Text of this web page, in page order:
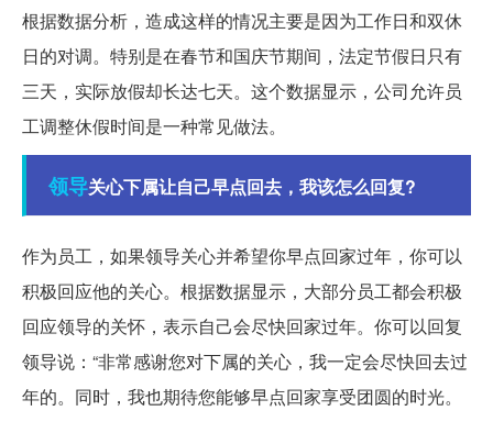
根据数据分析，造成这样的情况主要是因为工作日和双休
日的对调。特别是在春节和国庆节期间，法定节假日只有
三天，实际放假却长达七天。这个数据显示，公司允许员
工调整休假时间是一种常见做法。
领导关心下属让自己早点回去，我该怎么回复?
作为员工，如果领导关心并希望你早点回家过年，你可以
积极回应他的关心。根据数据显示，大部分员工都会积极
回应领导的关怀，表示自己会尽快回家过年。你可以回复
领导说：“非常感谢您对下属的关心，我一定会尽快回去过
年的。同时，我也期待您能够早点回家享受团圆的时光。